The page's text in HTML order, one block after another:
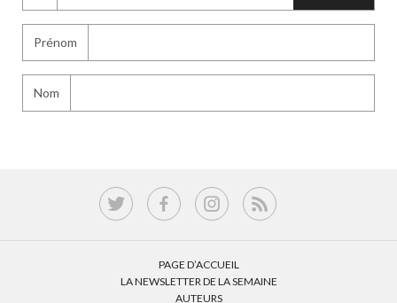
Prénom
Nom
PAGE D’ACCUEIL
LA NEWSLETTER DE LA SEMAINE
AUTEURS